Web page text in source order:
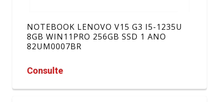
NOTEBOOK LENOVO V15 G3 I5-1235U
8GB WIN11PRO 256GB SSD 1 ANO
82UM0007BR
Consulte